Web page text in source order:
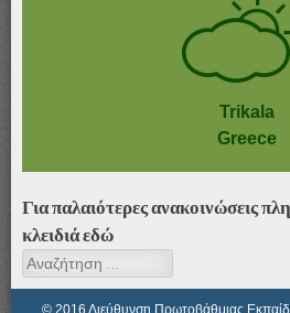
Trikala
Greece
Για παλαιότερες ανακοινώσεις
κλειδιά εδώ
Αναζήτηση